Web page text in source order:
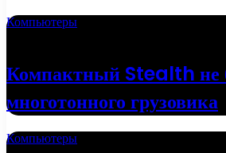
Компьютеры
Компактный Stealth не
многотонного грузовика
Компьютеры